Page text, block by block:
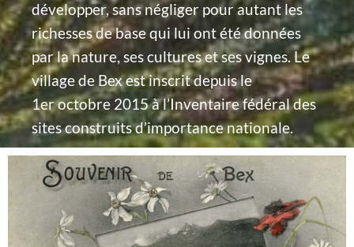
développer, sans négliger pour autant les
richesses de base qui lui ont été données
par la nature, ses cultures et ses vignes. Le
village de Bex est inscrit depuis le
1er octobre 2015 à l’Inventaire fédéral des
sites construits d’importance nationale.